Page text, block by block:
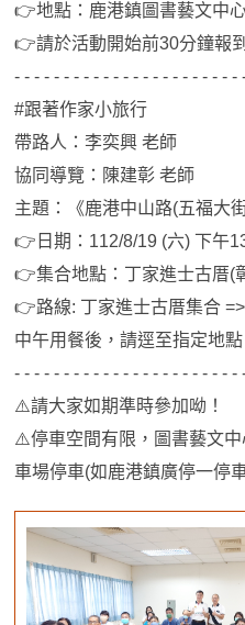
👉地點：鹿港鎮圖書藝文中
👉請於活動開始前30分鐘報
- - - - - - - - - - - - - - - - - - - - - -
#跟著作家小旅行
帶路人：李奕興 老師
協同導覽：陳建彰 老師
主題：《鹿港中山路(五福大
👉日期：112/8/19 (六) 下午
👉集合地點：丁家進士古厝(
👉路線: 丁家進士古厝集合
中午用餐後，請逕至指定地
- - - - - - - - - - - - - - - - - - - - - -
⚠️請大家如期準時參加呦！
⚠️停車空間有限，圖書藝文
車場停車(如鹿港鎮廣停一停